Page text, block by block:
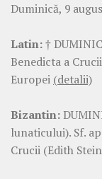
Duminică, 9
Latin:†
Benedicta a
Europei (detalii)
Bizantin:
lunaticului). Sf.
Crucii (Edith